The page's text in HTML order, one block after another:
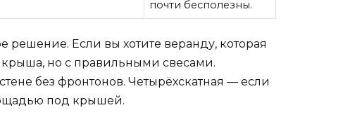
почти бесполезны.
решение. Если вы хотите веранду, которая
но с правильными свесами.
без фронтонов. Четырёхскатная — если
под крышей.